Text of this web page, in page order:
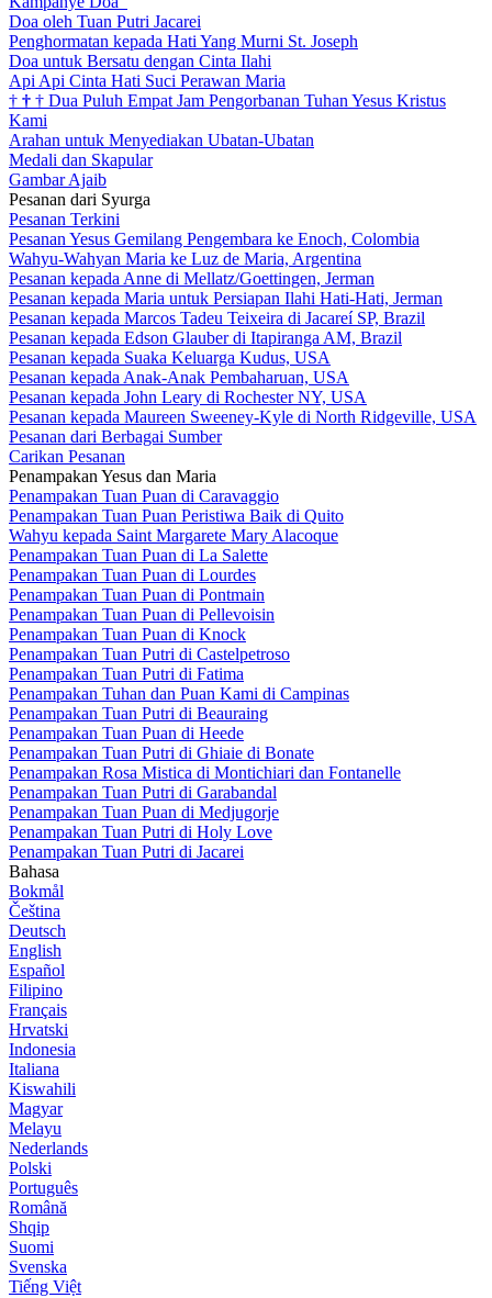
Doa oleh Tuan Putri Jacarei
Penghormatan kepada Hati Yang Murni St. Joseph
Doa untuk Bersatu dengan Cinta Ilahi
Api Api Cinta Hati Suci Perawan Maria
† † † Dua Puluh Empat Jam Pengorbanan Tuhan Yesus Kristus
Kami
Arahan untuk Menyediakan Ubatan-Ubatan
Medali dan Skapular
Gambar Ajaib
Pesanan dari Syurga
Pesanan Terkini
Pesanan Yesus Gemilang Pengembara ke Enoch, Colombia
Wahyu-Wahyan Maria ke Luz de Maria, Argentina
Pesanan kepada Anne di Mellatz/Goettingen, Jerman
Pesanan kepada Maria untuk Persiapan Ilahi Hati-Hati, Jerman
Pesanan kepada Marcos Tadeu Teixeira di Jacareí SP, Brazil
Pesanan kepada Edson Glauber di Itapiranga AM, Brazil
Pesanan kepada Suaka Keluarga Kudus, USA
Pesanan kepada Anak-Anak Pembaharuan, USA
Pesanan kepada John Leary di Rochester NY, USA
Pesanan kepada Maureen Sweeney-Kyle di North Ridgeville, USA
Pesanan dari Berbagai Sumber
Carikan Pesanan
Penampakan Yesus dan Maria
Penampakan Tuan Puan di Caravaggio
Penampakan Tuan Puan Peristiwa Baik di Quito
Wahyu kepada Saint Margarete Mary Alacoque
Penampakan Tuan Puan di La Salette
Penampakan Tuan Puan di Lourdes
Penampakan Tuan Puan di Pontmain
Penampakan Tuan Puan di Pellevoisin
Penampakan Tuan Puan di Knock
Penampakan Tuan Putri di Castelpetroso
Penampakan Tuan Putri di Fatima
Penampakan Tuhan dan Puan Kami di Campinas
Penampakan Tuan Putri di Beauraing
Penampakan Tuan Puan di Heede
Penampakan Tuan Putri di Ghiaie di Bonate
Penampakan Rosa Mistica di Montichiari dan Fontanelle
Penampakan Tuan Putri di Garabandal
Penampakan Tuan Puan di Medjugorje
Penampakan Tuan Putri di Holy Love
Penampakan Tuan Putri di Jacarei
Bahasa
Bokmål
Čeština
Deutsch
English
Español
Filipino
Français
Hrvatski
Indonesia
Italiana
Kiswahili
Magyar
Melayu
Nederlands
Polski
Português
Română
Shqip
Suomi
Svenska
Tiếng Việt